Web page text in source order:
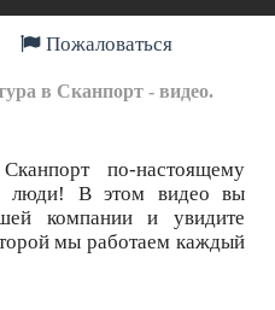
Пожаловаться
в Сканпорт - видео.
по-настоящему
люди! В этом видео вы
компании и увидите
мы работаем каждый